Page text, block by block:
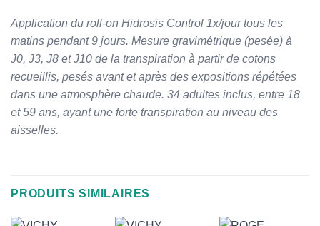
Application du roll-on Hidrosis Control 1x/jour tous les
matins pendant 9 jours. Mesure gravimétrique (pesée) à
J0, J3, J8 et J10 de la transpiration à partir de cotons
recueillis, pesés avant et après des expositions répétées
dans une atmosphère chaude. 34 adultes inclus, entre 18
et 59 ans, ayant une forte transpiration au niveau des
aisselles.
PRODUITS SIMILAIRES